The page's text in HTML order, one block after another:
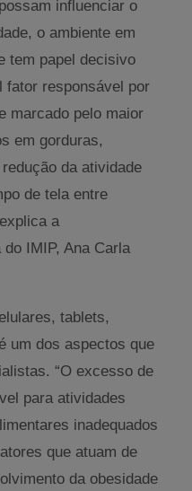
influenciar o
o ambiente em
tem papel decisivo
fator responsável por
marcado pelo maior
em gorduras,
da atividade
de tela entre
a
IMIP, Ana Carla
tablets,
um dos aspectos que
“O excesso de
para atividades
inadequados
que atuam de
da obesidade